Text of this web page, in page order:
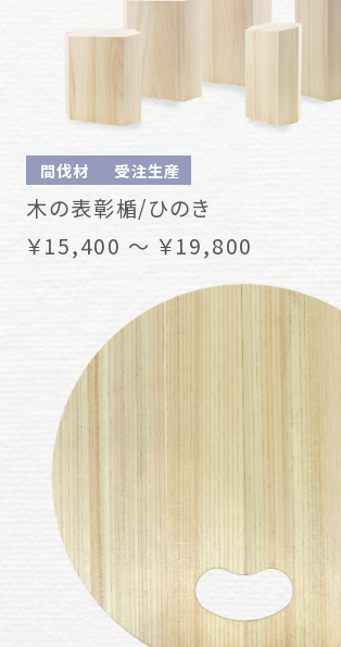
間伐材 受注生産
木の表彰楯/ひのき
￥15,400 ～ ￥19,800